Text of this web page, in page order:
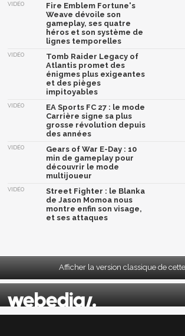
VIDÉO
Fire Emblem Fortune's
Weave dévoile son
gameplay, ses quatre
héros et son système de
lignes temporelles
VIDÉO
Tomb Raider Legacy of
Atlantis promet des
énigmes plus exigeantes
et des pièges
impitoyables
VIDÉO
EA Sports FC 27 : le mode
Carrière signe sa plus
grosse révolution depuis
des années
VIDÉO
Gears of War E-Day : 10
min de gameplay pour
découvrir le mode
multijoueur
VIDÉO
Street Fighter : le Blanka
de Jason Momoa nous
montre enfin son visage,
et ses attaques
Afficher la version classique de